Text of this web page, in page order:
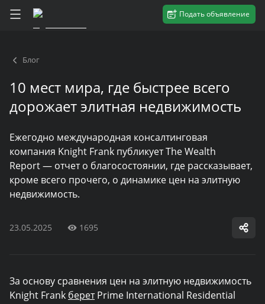
Подать объявление
Блог
10 мест мира, где быстрее всего
дорожает элитная недвижимость
Ежегодно международная консалтинговая
компания Knight Frank публикует The Wealth
Report — отчет о благосостоянии, где рассказывает,
кроме всего прочего, о динамике цен на элитную
недвижимость.
23.05.2025 1695
За основу сравнения цен на элитную недвижимость
Knight Frank беретPrime International Residential